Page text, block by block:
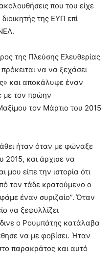
που του είχε
της ΕΥΠ επί
της Πλεύσης Ελευθερίας
να να ξεχάσει
και αποκάλυψε έναν
με τον πρώην
τον Μάρτιο του 2015
ήταν όταν με φώναξε
2015, και άρχισε να
μου είπε την ιστορία ότι
τον τάδε κρατούμενο ο
έναν συριζαίο”. Όταν
να ξεφυλλίζει
ο Ρουμπάτης κατάλαβα
να με φοβίσει. Ήταν
παρακράτος και αυτό